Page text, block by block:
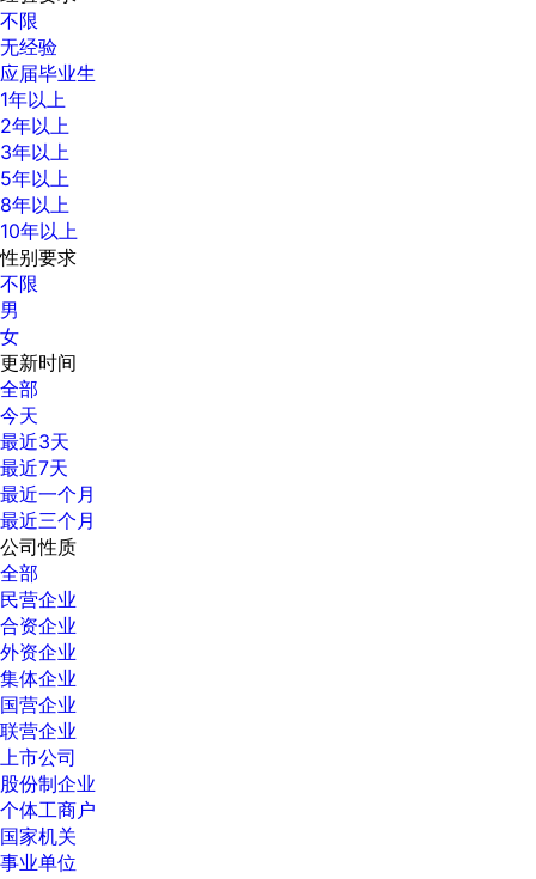
不限
无经验
应届毕业生
1年以上
2年以上
3年以上
5年以上
8年以上
10年以上
性别要求
不限
男
女
更新时间
全部
今天
最近3天
最近7天
最近一个月
最近三个月
公司性质
全部
民营企业
合资企业
外资企业
集体企业
国营企业
联营企业
上市公司
股份制企业
个体工商户
国家机关
事业单位